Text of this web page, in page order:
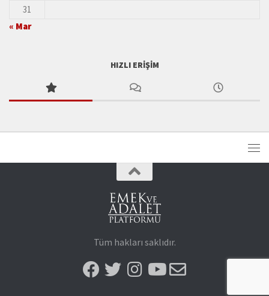
31
« Mar
HIZLI ERIŞIM
Tüm hakları saklıdır.